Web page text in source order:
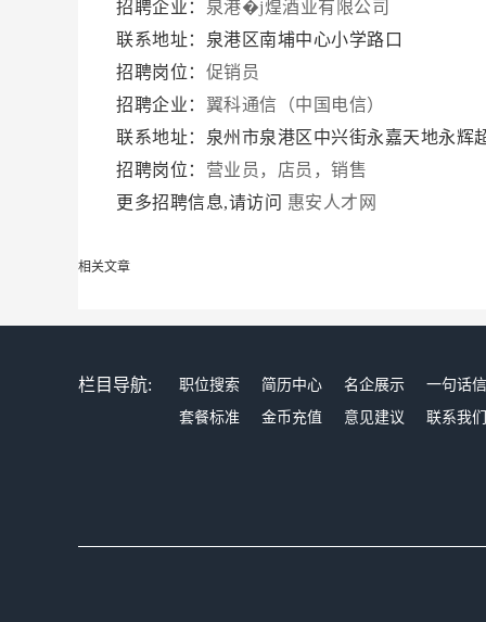
招聘企业： 泉港�j煌酒业有限公司
联系地址：泉港区南埔中心小学路口
招聘岗位： 促销员
招聘企业： 翼科通信（中国电信）
联系地址：泉州市泉港区中兴街永嘉天地永辉
招聘岗位： 营业员，店员，销售
更多招聘信息,请访问 惠安人才网
相关文章
栏目导航: 职位搜索 简历中心 名企展示
一句话
套餐标准
金币充值 意见建议 联系我们